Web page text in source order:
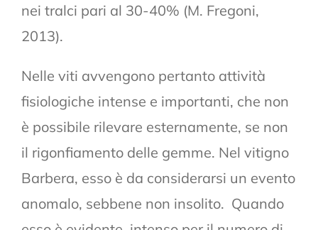
nei tralci pari al 30-40% (M. Fregoni,
2013).
Nelle viti avvengono pertanto attività
fisiologiche intense e importanti, che non
è possibile rilevare esternamente, se non
il rigonfiamento delle gemme. Nel vitigno
Barbera, esso è da considerarsi un evento
anomalo, sebbene non insolito. Quando